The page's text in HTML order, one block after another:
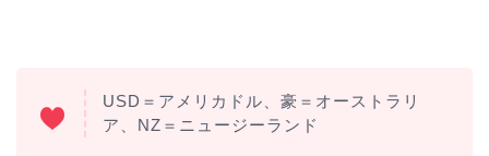
USD＝アメリカドル、豪＝オーストラリ
ア、NZ＝ニュージーランド